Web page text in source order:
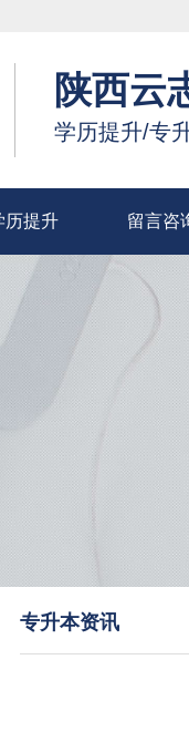
陕西云
学历提升/专
历提升 留言咨
专升本资讯